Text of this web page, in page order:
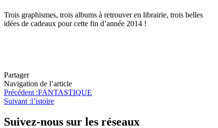
Trois graphismes, trois albums à retrouver en librairie, trois belles
idées de cadeaux pour cette fin d’année 2014 !
Partager
Navigation de l’article
Précédent :FANTASTIQUE
Suivant :l’istoire
Suivez-nous sur les réseaux